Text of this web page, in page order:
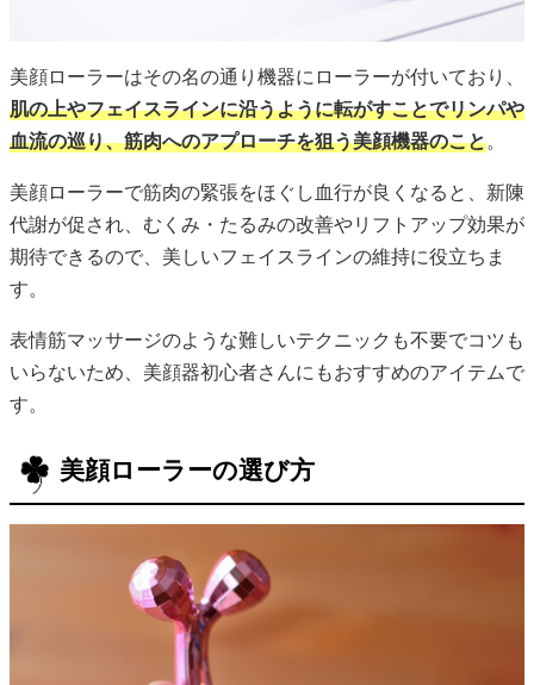
美顔ローラーはその名の通り機器にローラーが付いており、
肌の上やフェイスラインに沿うように転がすことでリンパや
血流の巡り、筋肉へのアプローチを狙う美顔機器のこと。
美顔ローラーで筋肉の緊張をほぐし血行が良くなると、新陳
代謝が促され、むくみ・たるみの改善やリフトアップ効果が
期待できるので、美しいフェイスラインの維持に役立ちま
す。
表情筋マッサージのような難しいテクニックも不要でコツも
いらないため、美顔器初心者さんにもおすすめのアイテムで
す。
美顔ローラーの選び方